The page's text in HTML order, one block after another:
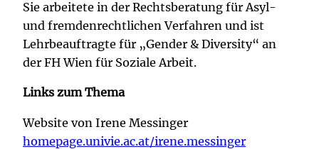
Sie arbeitete in der Rechtsberatung für Asyl-
und fremdenrechtlichen Verfahren und ist
Lehrbeauftragte für „Gender & Diversity“ an
der FH Wien für Soziale Arbeit.
Links zum Thema
Website von Irene Messinger
homepage.univie.ac.at/irene.messinger